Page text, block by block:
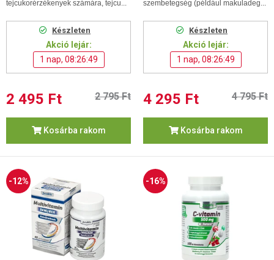
tejcukorérzékenyek számára, tejcu...
Készleten
Akció lejár:
1 nap, 08:26:48
2 495 Ft 2 795 Ft
Kosárba rakom
szembetegség (például makuladeg...
Készleten
Akció lejár:
1 nap, 08:26:48
4 295 Ft 4 795 Ft
Kosárba rakom
-12% -16%